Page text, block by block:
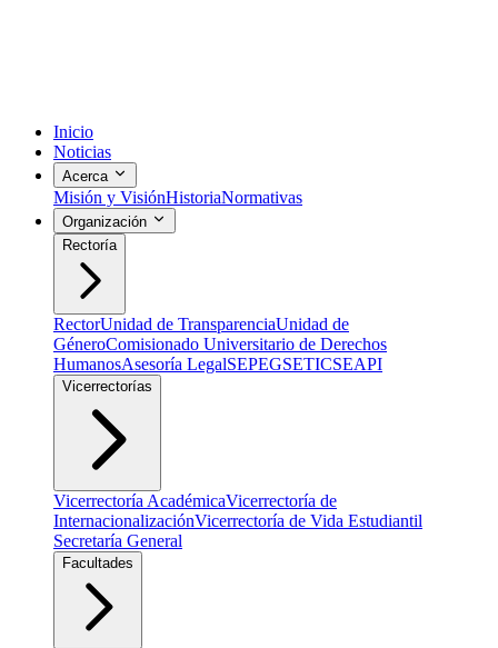
Inicio
Noticias
Acerca
Misión y VisiónHistoriaNormativas
Organización
Rectoría
RectorUnidad de TransparenciaUnidad de
GéneroComisionado Universitario de Derechos
HumanosAsesoría LegalSEPEGSETICSEAPI
Vicerrectorías
Vicerrectoría AcadémicaVicerrectoría de
InternacionalizaciónVicerrectoría de Vida Estudiantil
Secretaría General
Facultades